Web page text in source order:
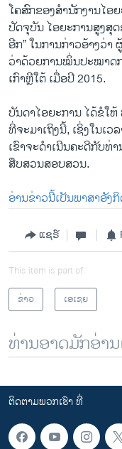
ໂຄສົກຂອງສໍານັກງານໄອ
ປັດຈຸບັນ ໄອຍະການສູງສຸ
ອີກ” ໃນການກ່າວອ້າງວ່
ວ່າດ້ວຍການໝິ່ນປະໝາດ
ເກົາຫຼີໃຕ້ ເມື່ອປີ 2015.
ບັນດາໄອຍະການ ໄດ້ຂໍໃ
ທີ່ຈະມາເຖິງນີ້, ເຊິ່ງໃນເ
ເຂົາຈະດໍາເນີນຄະດີກັບທ່
ສືບສວນສອບສວນ.
ອ່ານຂ່າວນີ້ເປັນພາສາອັງ
ແຊຣ໌
This item is part of
ຂ່າວ
ເອເຊຍ
ທ່ານອາດມັກອ່າ
ຕິດຕາມພວກເຮົາ ທີ່